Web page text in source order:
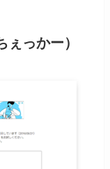
っかー）